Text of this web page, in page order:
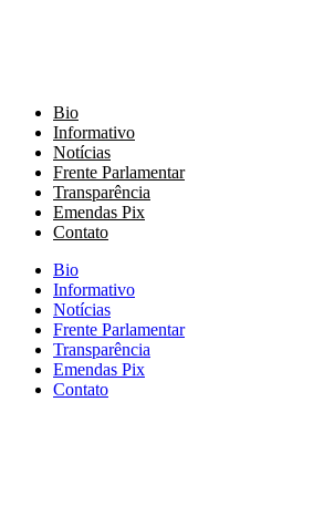
Bio
Informativo
Notícias
Frente Parlamentar
Transparência
Emendas Pix
Contato
Bio
Informativo
Notícias
Frente Parlamentar
Transparência
Emendas Pix
Contato